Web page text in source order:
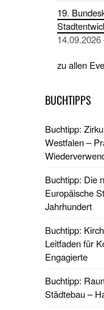
19.
zu allen
BUCHTIPPS
Buchtipp:
Westfalen –
Buchtipp: Die
Europäische
Jahrhundert
Buchtipp:
Leitfaden für
Engagierte
Buchtipp:
Städtebau –